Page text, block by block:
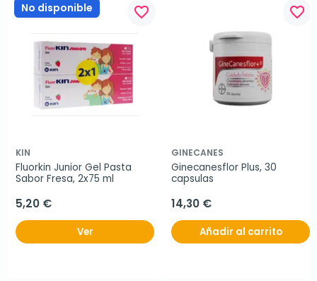
No disponible favorite_border
KIN
Fluorkin Junior Gel Pasta
Sabor Fresa, 2x75 ml
5,20 €
Ver
favorite_border
GINECANES
Ginecanesflor Plus, 30
capsulas
14,30 €
Añadir al carrito